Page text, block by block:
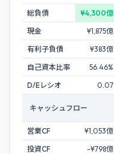
総負債
¥4,300億
現金
¥1,875億
有利子負債
¥383億
自己資本比率
56.46%
D/Eレシオ
0.07
キャッシュフロー
営業CF ¥1,053億
投資CF
-¥798億